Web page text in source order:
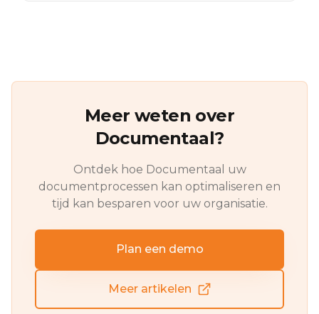
Meer weten over
Documentaal?
Ontdek hoe Documentaal uw
documentprocessen kan optimaliseren en
tijd kan besparen voor uw organisatie.
Plan een demo
Meer artikelen